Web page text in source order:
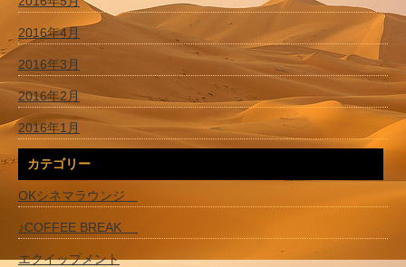
2016年4月
2016年3月
2016年2月
2016年1月
カテゴリー
OKシネマラウンジ
♪COFFEE BREAK
エクイップメント